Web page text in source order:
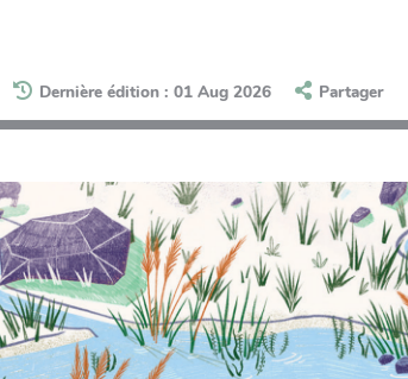
Dernière édition : 01 Aug 2026 Partager